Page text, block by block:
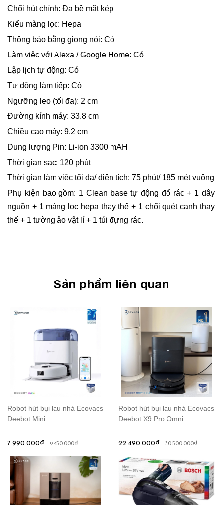
Chổi hút chính: Đa bề mặt kép
Kiểu màng lọc: Hepa
Thông báo bằng giọng nói: Có
Làm việc với Alexa / Google Home: Có
Lập lịch tự động: Có
Tự động làm tiếp: Có
Ngưỡng leo (tối đa): 2 cm
Đường kính máy: 33.8 cm
Chiều cao máy: 9.2 cm
Dung lượng Pin: Li-ion 3300 mAH
Thời gian sạc: 120 phút
Thời gian làm việc tối đa/ diện tích: 75 phút/ 185 mét vuông
Phụ kiện bao gồm: 1 Clean base tự động đổ rác + 1 dây
nguồn + 1 màng lọc hepa thay thế + 1 chổi quét cạnh thay
thế + 1 tường ảo vật lí + 1 túi đựng rác.
Sản phẩm liên quan
Robot hút bụi lau nhà Ecovacs
Deebot Mini
7.990.000₫ 9.450.000₫
Robot hút bụi lau nhà Ecovacs
Deebot X9 Pro Omni
22.490.000₫ 30.500.000₫